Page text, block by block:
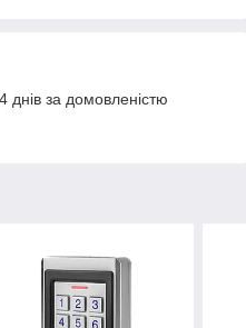
за домовленістю